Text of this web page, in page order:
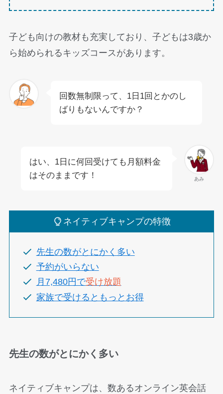
子ども向けの教材も充実しており、子どもは3歳か
ら始められるキッズコースがあります。
回数無制限って、1日1回とかのし
ばりもないんですか？
あみ
はい、1日に何回受けても月額料金
はそのままです！
ネイティブキャンプの特徴
先生の数がとにかく多い
予約がいらない
月7,480円で受け放題
家族で受けるともっとお得
先生の数がとにかく多い
ネイティブキャンプは、数あるオンライン英会話